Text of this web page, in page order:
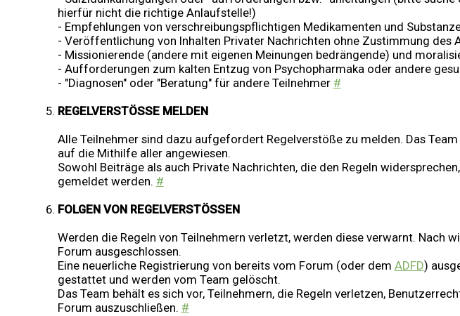
hierfür nicht die richtige Anlaufstelle!)
- Empfehlungen von verschreibungspflichtigen Medikamenten und
- Veröffentlichung von Inhalten Privater Nachrichten ohne Zustimmung des
- Missionierende (andere mit eigenen Meinungen bedrängende) und
- Aufforderungen zum kalten Entzug von Psychopharmaka oder andere
- "Diagnosen" oder "Beratung" für andere Teilnehmer #
REGELVERSTÖSSE MELDEN
Alle Teilnehmer sind dazu aufgefordert Regelverstöße zu melden. Das
auf die Mithilfe aller angewiesen.
Sowohl Beiträge als auch Private Nachrichten, die den Regeln
gemeldet werden. #
FOLGEN VON REGELVERSTÖSSEN
Werden die Regeln von Teilnehmern verletzt, werden diese verwarnt.
Forum ausgeschlossen.
Eine neuerliche Registrierung von bereits vom Forum (oder dem ADFD)
gestattet und werden vom Team gelöscht.
Das Team behält es sich vor, Teilnehmern, die Regeln verletzen,
Forum auszuschließen. #